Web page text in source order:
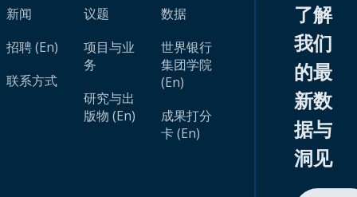
新闻
招聘 (En)
联系方式
议题
项目与业
务
研究与出
版物 (En)
数据
世界银行
集团学院
(En)
成果打分
卡 (En)
了解
我们
的最
新数
据与
洞见